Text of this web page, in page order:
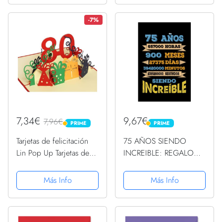
felicitación cumpleaños
ORIGINAL Y DIVERTIDO
APUNTES O AGENDA,
DIARIO, LEBRETA DE
NOTAS..
-7%
7,34€ 7,96€ PRIME
PRIME
Tarjetas de felicitación
Lin Pop Up Tarjetas de
beeeeestial Día, tarjetas
de cumpleaños tarjetas
de felicitación para
Más Info
9,67€ PRIME
PRIME
75 AÑOS SIENDO
INCREIBLE: REGALO
75 AÑOS DE
CUMPLEAÑOS
ORIGINAL Y
Más Info